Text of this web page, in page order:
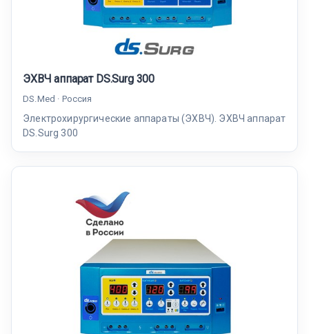
ЭХВЧ аппарат DS.Surg 300
DS.Med · Россия
Электрохирургические аппараты (ЭХВЧ). ЭХВЧ аппарат
DS.Surg 300